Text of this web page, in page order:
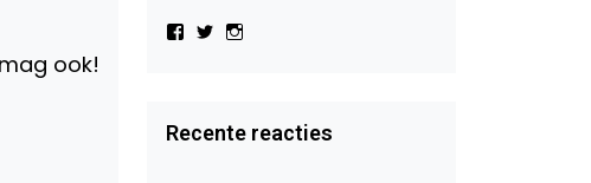
ook!
Bekijk
Beauty-
147775071915783/?
Bekijk
op
Twitter
op
Instagram
Recente reacties